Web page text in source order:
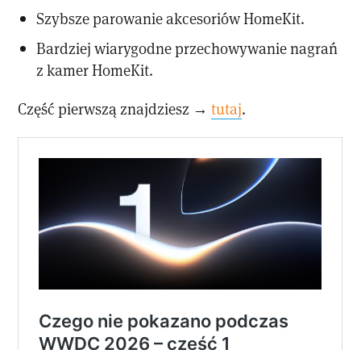
Szybsze parowanie akcesoriów HomeKit.
Bardziej wiarygodne przechowywanie nagrań
z kamer HomeKit.
Część pierwszą znajdziesz →tutaj.